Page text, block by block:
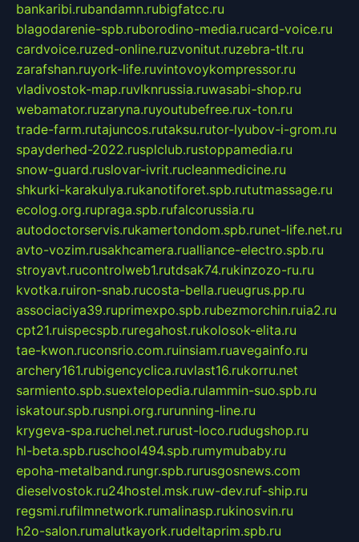
bankaribi.rubandamn.rubigfatcc.ru
blagodarenie-spb.ruborodino-media.rucard-voice.ru
cardvoice.ruzed-online.ruzvonitut.ruzebra-tlt.ru
zarafshan.ruyork-life.ruvintovoykompressor.ru
vladivostok-map.ruvlknrussia.ruwasabi-shop.ru
webamator.ruzaryna.ruyoutubefree.rux-ton.ru
trade-farm.rutajuncos.rutaksu.rutor-lyubov-i-grom.ru
spayderhed-2022.rusplclub.rustoppamedia.ru
snow-guard.ruslovar-ivrit.rucleanmedicine.ru
shkurki-karakulya.rukanotiforet.spb.rututmassage.ru
ecolog.org.rupraga.spb.rufalcorussia.ru
autodoctorservis.rukamertondom.spb.runet-life.net.ru
avto-vozim.rusakhcamera.rualliance-electro.spb.ru
stroyavt.rucontrolweb1.rutdsak74.rukinzozo-ru.ru
kvotka.ruiron-snab.rucosta-bella.rueugrus.pp.ru
associaciya39.ruprimexpo.spb.rubezmorchin.ruia2.ru
cpt21.ruispecspb.ruregahost.rukolosok-elita.ru
tae-kwon.ruconsrio.com.ruinsiam.ruavegainfo.ru
archery161.rubigencyclica.ruvlast16.rukorru.net
sarmiento.spb.suextelopedia.rulammin-suo.spb.ru
iskatour.spb.rusnpi.org.rurunning-line.ru
krygeva-spa.ruchel.net.rurust-loco.rudugshop.ru
hl-beta.spb.ruschool494.spb.rumymubaby.ru
epoha-metalband.rungr.spb.rurusgosnews.com
dieselvostok.ru24hostel.msk.ruw-dev.ruf-ship.ru
regsmi.rufilmnetwork.rumalinasp.rukinosvin.ru
h2o-salon.rumalutkayork.rudeltaprim.spb.ru